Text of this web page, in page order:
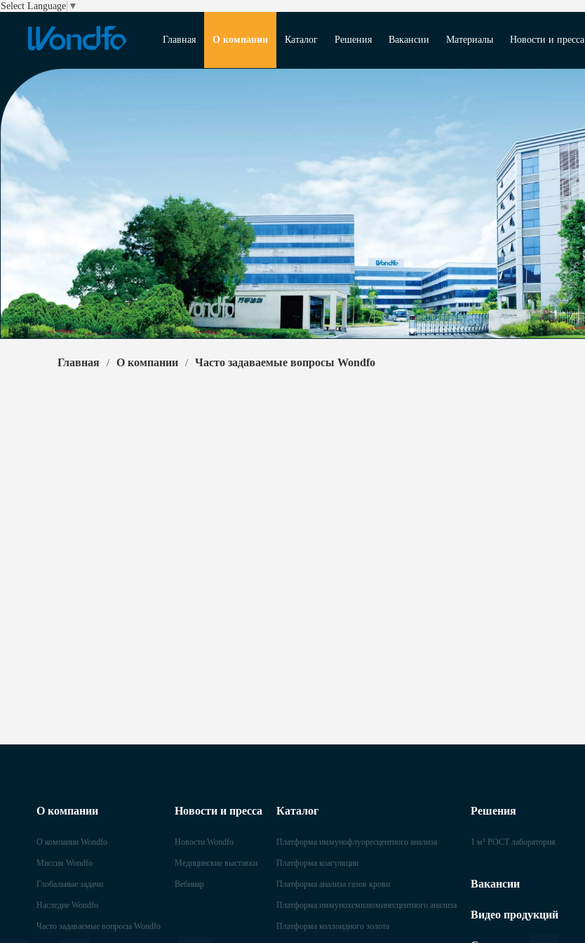
Select Language ▼
Главная О компании Каталог Решения Вакансии Материалы Новости и пресса
Главная / О компании / Часто задаваемые вопросы Wondfo
О компании
О компании Wondfo
Миссия Wondfo
Глобальные задачи
Наследие Wondfo
Часто задаваемые вопросы Wondfo
Новости и пресса
Новости Wondfo
Медицинские выставки
Вебинар
Каталог
Платформа иммунофлуоресцентного анализа
Платформа коагуляции
Платформа анализа газов крови
Платформа иммунохемилюминесцентного анализа
Платформа коллоидного золота
Решения
1 м² POCT лаборатория
Вакансии
Видео продукций